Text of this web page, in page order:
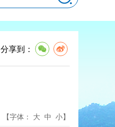
分享到：
【字体： 大 中 小】